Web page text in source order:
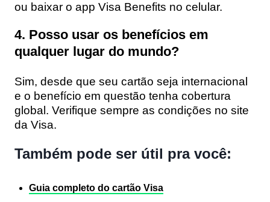
ou baixar o app Visa Benefits no celular.
4. Posso usar os benefícios em
qualquer lugar do mundo?
Sim, desde que seu cartão seja internacional
e o benefício em questão tenha cobertura
global. Verifique sempre as condições no site
da Visa.
Também pode ser útil pra você:
Guia completo do cartão Visa